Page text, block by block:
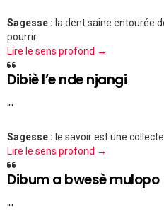
Sagesse : la dent saine entourée
pourrir
Lire le sens profond →
Dibiè l’e nde njangi
""
Sagesse : le savoir est une
Lire le sens profond →
Dibum a bwesè mulopo
""